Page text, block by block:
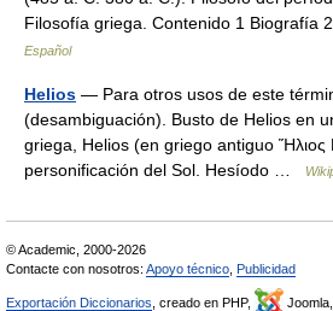
Filosofía griega. Contenido 1
Español
Helios — Para otros usos de este
(desambiguación). Busto de Helios en
griega, Helios (en griego antiguo Ἥλιος
personificación del Sol. Hesíodo …
© Academic, 2000-2026
Contacte con nosotros: Apoyo técnico Publicidad
Exportación Diccionarios , creado en PHP, Joomla,